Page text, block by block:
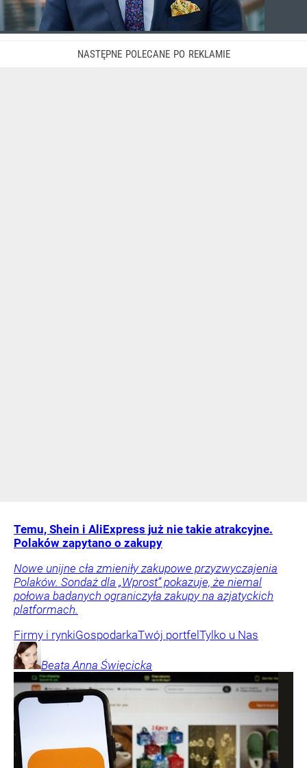
Temu, Shein i AliExpress już nie takie atrakcyjne.
Polaków zapytano o zakupy
Nowe unijne cła zmieniły zakupowe przyzwyczajenia
Polaków. Sondaż dla „Wprost” pokazuje, że niemal
połowa badanych ograniczyła zakupy na azjatyckich
platformach.
Firmy i rynkiGospodarkaTwój portfel Tylko u Nas
Beata Anna Święcicka